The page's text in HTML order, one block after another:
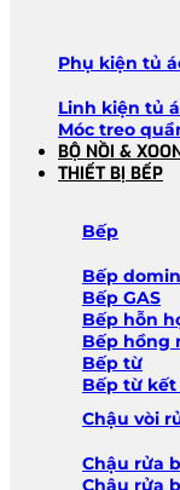
Phụ kiện tủ
Linh kiện tủ
Móc treo
BỘ NỒI &
THIẾT BỊ BẾP
Bếp
Bếp
Bếp GAS
Bếp hỗn
Bếp hồng
Bếp từ
Bếp từ
Chậu vòi
Chậu rửa
Chậu rửa